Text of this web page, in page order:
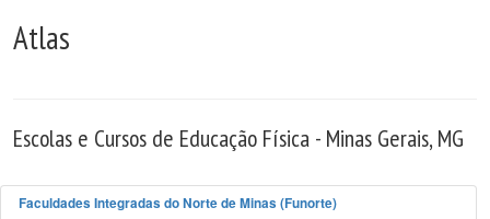
Atlas
Escolas e Cursos de Educação Física - Minas Gerais, MG
Faculdades Integradas do Norte de Minas (Funorte)